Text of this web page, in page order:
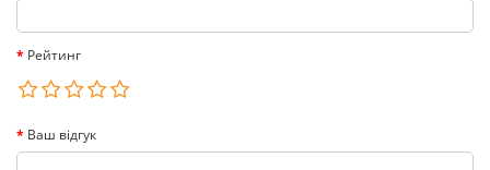
Рейтинг
Ваш відгук